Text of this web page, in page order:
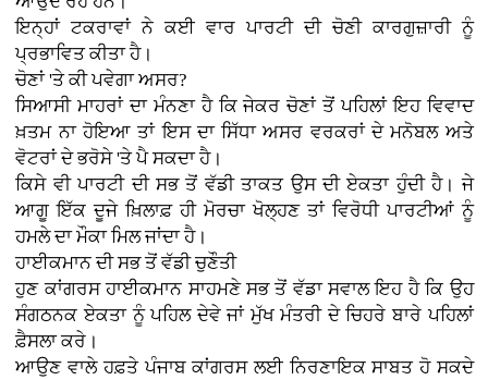
ਇਨ੍ਹਾਂ ਟਕਰਾਵਾਂ ਨੇ ਕਈ ਵਾਰ ਪਾਰਟੀ ਦੀ ਚੋਣੀ ਕਾਰਗੁਜ਼ਾਰੀ ਨੂੰ
ਪ੍ਰਭਾਵਿਤ ਕੀਤਾ ਹੈ।
ਚੋਣਾਂ 'ਤੇ ਕੀ ਪਵੇਗਾ ਅਸਰ?
ਸਿਆਸੀ ਮਾਹਰਾਂ ਦਾ ਮੰਨਣਾ ਹੈ ਕਿ ਜੇਕਰ ਚੋਣਾਂ ਤੋਂ ਪਹਿਲਾਂ ਇਹ ਵਿਵਾਦ
ਖ਼ਤਮ ਨਾ ਹੋਇਆ ਤਾਂ ਇਸ ਦਾ ਸਿੱਧਾ ਅਸਰ ਵਰਕਰਾਂ ਦੇ ਮਨੋਬਲ ਅਤੇ
ਵੋਟਰਾਂ ਦੇ ਭਰੋਸੇ 'ਤੇ ਪੈ ਸਕਦਾ ਹੈ।
ਕਿਸੇ ਵੀ ਪਾਰਟੀ ਦੀ ਸਭ ਤੋਂ ਵੱਡੀ ਤਾਕਤ ਉਸ ਦੀ ਏਕਤਾ ਹੁੰਦੀ ਹੈ। ਜੇ
ਆਗੂ ਇੱਕ ਦੂਜੇ ਖ਼ਿਲਾਫ਼ ਹੀ ਮੋਰਚਾ ਖੋਲ੍ਹਣ ਤਾਂ ਵਿਰੋਧੀ ਪਾਰਟੀਆਂ ਨੂੰ
ਹਮਲੇ ਦਾ ਮੌਕਾ ਮਿਲ ਜਾਂਦਾ ਹੈ।
ਹਾਈਕਮਾਨ ਦੀ ਸਭ ਤੋਂ ਵੱਡੀ ਚੁਣੌਤੀ
ਹੁਣ ਕਾਂਗਰਸ ਹਾਈਕਮਾਨ ਸਾਹਮਣੇ ਸਭ ਤੋਂ ਵੱਡਾ ਸਵਾਲ ਇਹ ਹੈ ਕਿ ਉਹ
ਸੰਗਠਨਕ ਏਕਤਾ ਨੂੰ ਪਹਿਲ ਦੇਵੇ ਜਾਂ ਮੁੱਖ ਮੰਤਰੀ ਦੇ ਚਿਹਰੇ ਬਾਰੇ ਪਹਿਲਾਂ
ਫ਼ੈਸਲਾ ਕਰੇ।
ਆਉਣ ਵਾਲੇ ਹਫ਼ਤੇ ਪੰਜਾਬ ਕਾਂਗਰਸ ਲਈ ਨਿਰਣਾਇਕ ਸਾਬਤ ਹੋ ਸਕਦੇ